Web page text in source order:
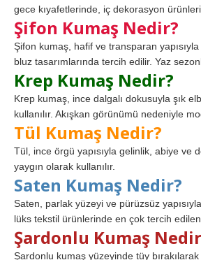
gece kıyafetlerinde, iç dekorasyon
Şifon Kumaş Nedir?
Şifon kumaş, hafif ve transparan
bluz tasarımlarında tercih edilir. Yaz
Krep Kumaş Nedir?
Krep kumaş, ince dalgalı dokusuyla şık
kullanılır. Akışkan görünümü nedeniyle
Tül Kumaş Nedir?
Tül, ince örgü yapısıyla gelinlik, abiye ve
yaygın olarak kullanılır.
Saten Kumaş Nedir?
Saten, parlak yüzeyi ve pürüzsüz
lüks tekstil ürünlerinde en çok tercih
Şardonlu Kumaş
Şardonlu kumaş yüzeyinde tüy bırakılarak